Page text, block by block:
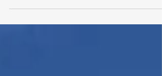
cadrul ședinței pentru dialog social de la...